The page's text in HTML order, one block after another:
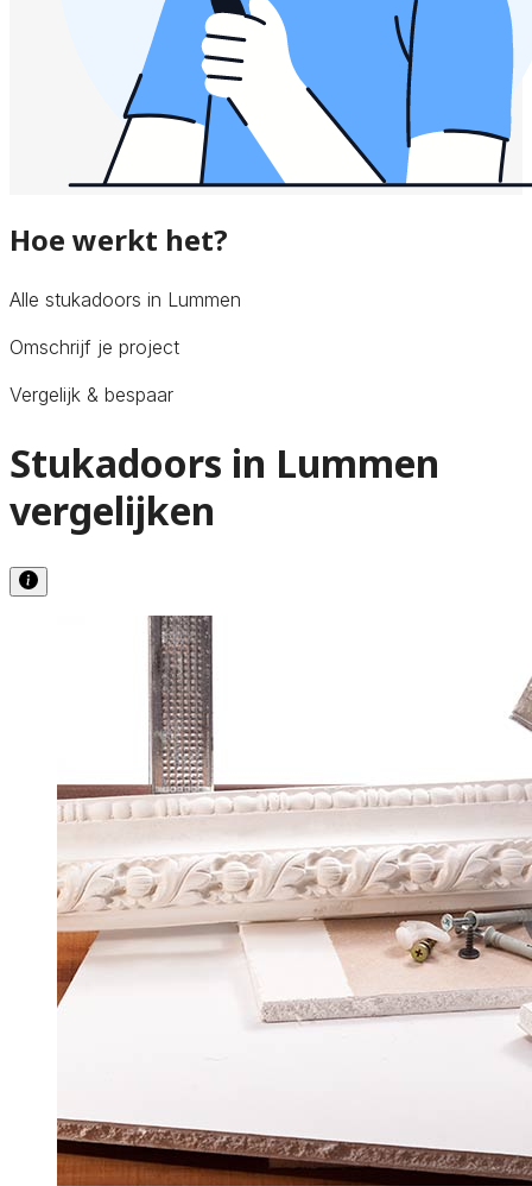
Hoe werkt het?
Alle stukadoors in Lummen
Omschrijf je project
Vergelijk & bespaar
Stukadoors in Lummen
vergelijken